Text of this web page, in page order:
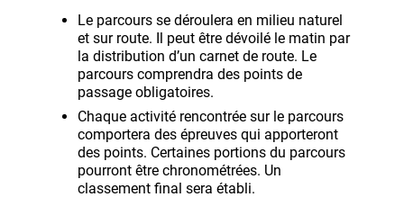
Le parcours se déroulera en milieu naturel
et sur route. Il peut être dévoilé le matin par
la distribution d’un carnet de route. Le
parcours comprendra des points de
passage obligatoires.
Chaque activité rencontrée sur le parcours
comportera des épreuves qui apporteront
des points. Certaines portions du parcours
pourront être chronométrées. Un
classement final sera établi.